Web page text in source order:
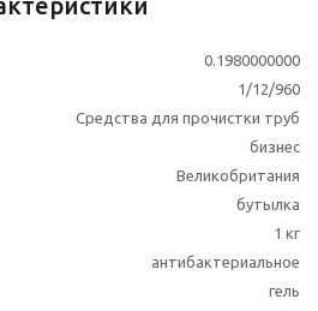
0.1980000000
1/12/960
Средства для прочистки труб
бизнес
Великобритания
бутылка
1 кг
антибактериальное
гель